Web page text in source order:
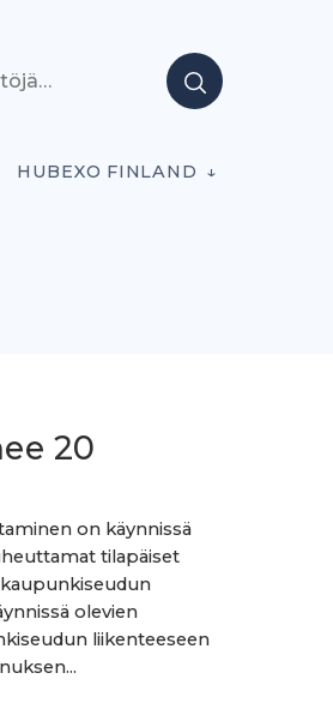
HUBEXO FINLAND
20
on käynnissä
tilapäiset
olevien
liikenteeseen